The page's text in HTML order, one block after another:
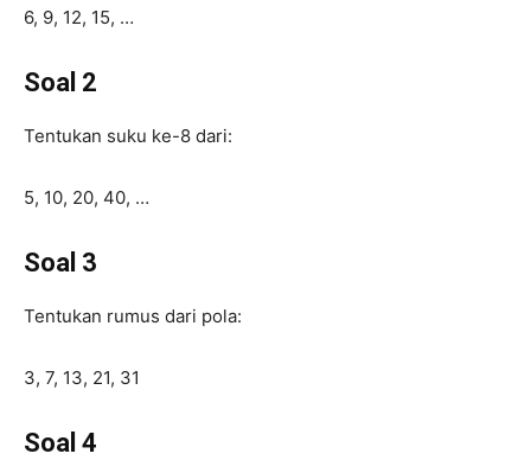
6, 9, 12, 15, …
Soal 2
Tentukan suku ke-8 dari:
5, 10, 20, 40, …
Soal 3
Tentukan rumus dari pola:
3, 7, 13, 21, 31
Soal 4